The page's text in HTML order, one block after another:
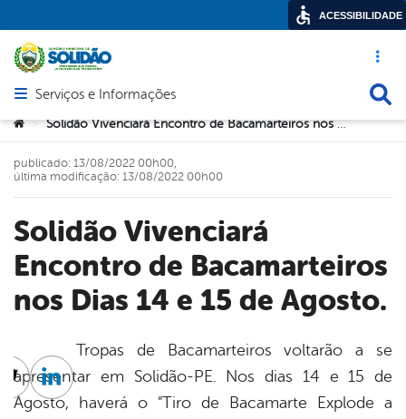
Acesso
Abrir menu principal de navegação
Serviços e Informações
Você está aqui:
> Solidão Vivenciará Encontro de Bacamarteiros nos Dias 14 e 15 de Agosto.
Solidão Vivenciará
Encontro de Bacamarteiros
nos Dias 14 e 15 de Agosto.
publicado: 13/08/2022 00h00,
última modificação: 13/08/2022 00h00
Tropas de Bacamarteiros voltarão a se
apresentar em Solidão-PE. Nos dias 14 e 15 de
Agosto, haverá o "Tiro de Bacamarte Explode a
Twitter
Linkedin
ACESSIBILIDADE